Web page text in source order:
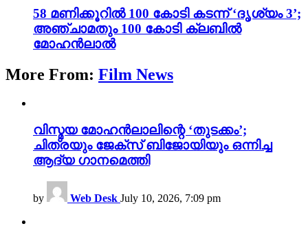
58 മണിക്കൂറിൽ 100 കോടി കടന്ന് ‘ദൃശ്യം 3’;
അഞ്ചാമതും 100 കോടി ക്ലബിൽ
മോഹൻലാൽ
More From: Film News
വിസ്മയ മോഹൻലാലിന്റെ ‘തുടക്കം’;
ചിത്രയും ജേക്സ് ബിജോയിയും ഒന്നിച്ച
ആദ്യ ഗാനമെത്തി
by Web Desk July 10, 2026, 7:09 pm